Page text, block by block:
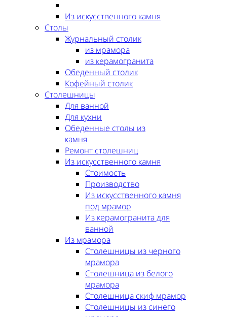
Из искусственного камня
Столы
Журнальный столик
из мрамора
из керамогранита
Обеденный столик
Кофейный столик
Столешницы
Для ванной
Для кухни
Обеденные столы из
камня
Ремонт столешниц
Из искусственного камня
Стоимость
Производство
Из искусственного камня
под мрамор
Из керамогранита для
ванной
Из мрамора
Столешницы из черного
мрамора
Столешница из белого
мрамора
Столешница скиф мрамор
Столешницы из синего